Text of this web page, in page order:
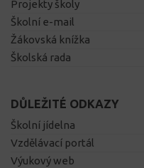
Projekty školy
Školní e-mail
Žákovská knížka
Školská rada
DŮLEŽITÉ ODKAZY
Školní jídelna
Vzdělávací portál
Výukový web